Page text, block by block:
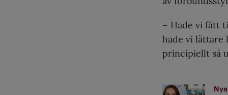
– Hade vi fått
hade vi lättare
principiellt så